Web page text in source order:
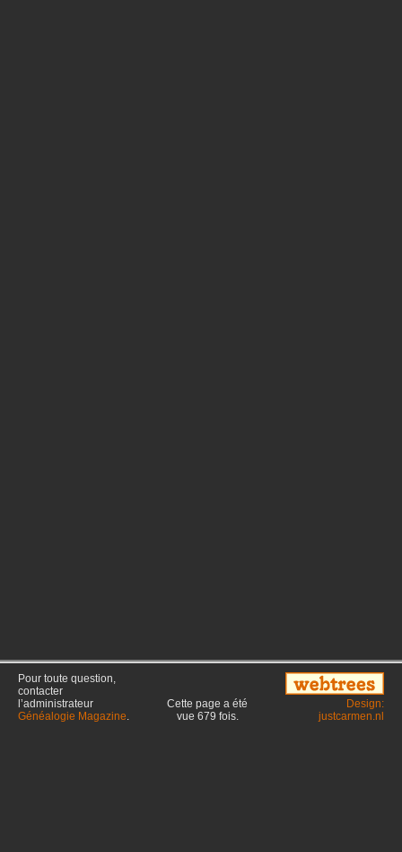
Pour toute question,
contacter
l’administrateur
Généalogie Magazine.
Cette page a été
vue 679 fois.
Design:
justcarmen.nl